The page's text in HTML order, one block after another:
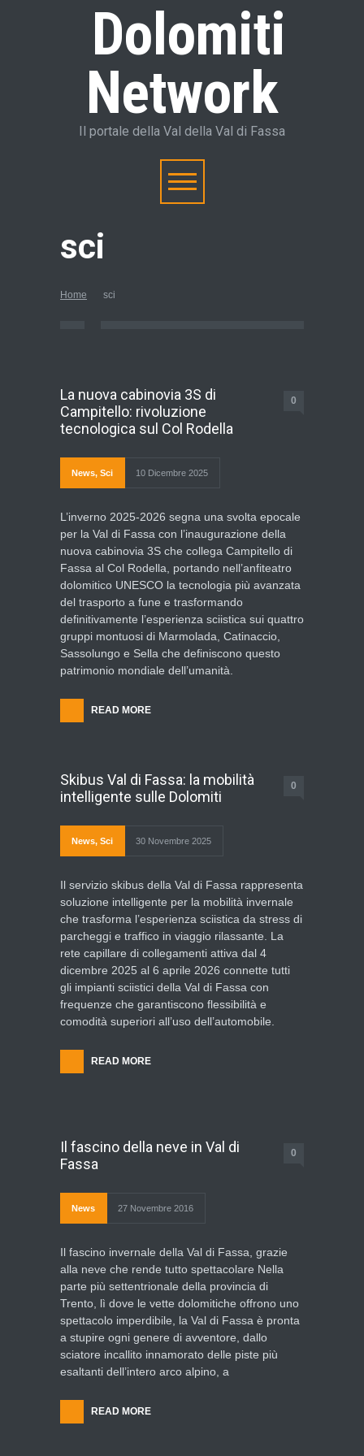
Dolomiti
Network
Il portale della Val della Val di Fassa
sci
Home sci
La nuova cabinovia 3S di
Campitello: rivoluzione
tecnologica sul Col Rodella
0
News, Sci 10 Dicembre 2025
L’inverno 2025-2026 segna una svolta epocale
per la Val di Fassa con l’inaugurazione della
nuova cabinovia 3S che collega Campitello di
Fassa al Col Rodella, portando nell’anfiteatro
dolomitico UNESCO la tecnologia più avanzata
del trasporto a fune e trasformando
definitivamente l’esperienza sciistica sui quattro
gruppi montuosi di Marmolada, Catinaccio,
Sassolungo e Sella che definiscono questo
patrimonio mondiale dell’umanità.
READ MORE
Skibus Val di Fassa: la mobilità
intelligente sulle Dolomiti
0
News, Sci 30 Novembre 2025
Il servizio skibus della Val di Fassa rappresenta
soluzione intelligente per la mobilità invernale
che trasforma l’esperienza sciistica da stress di
parcheggi e traffico in viaggio rilassante. La
rete capillare di collegamenti attiva dal 4
dicembre 2025 al 6 aprile 2026 connette tutti
gli impianti sciistici della Val di Fassa con
frequenze che garantiscono flessibilità e
comodità superiori all’uso dell’automobile.
READ MORE
Il fascino della neve in Val di
Fassa
0
News 27 Novembre 2016
Il fascino invernale della Val di Fassa, grazie
alla neve che rende tutto spettacolare Nella
parte più settentrionale della provincia di
Trento, lì dove le vette dolomitiche offrono uno
spettacolo imperdibile, la Val di Fassa è pronta
a stupire ogni genere di avventore, dallo
sciatore incallito innamorato delle piste più
esaltanti dell’intero arco alpino, a
READ MORE